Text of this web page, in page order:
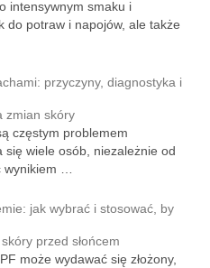
intensywnym smaku i
do potraw i napojów, ale także
przyczyny, diagnostyka i
zmian skóry
częstym problemem
wiele osób, niezależnie od
wynikiem …
jak wybrać i stosować, by
przed słońcem
może wydawać się złożony,